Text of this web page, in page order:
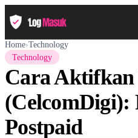
Home›Technology
Technology
Cara
(CelcomDigi):
Postpaid